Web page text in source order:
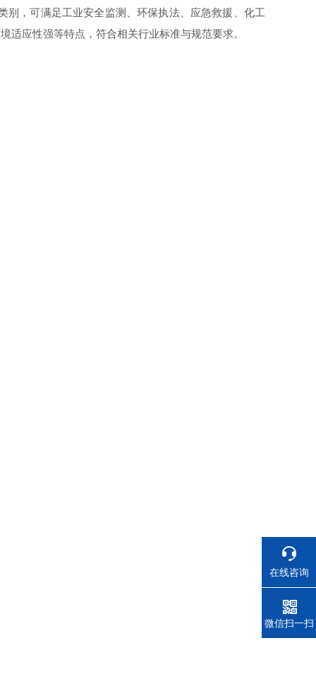
，可满足工业安全监测、环保执法、应急救援、化工
应性强等特点，符合相关行业标准与规范要求。
在线咨询
电话
微信扫一扫